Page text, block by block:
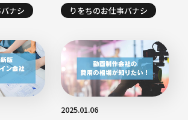
ナシ
りをちのお仕事バナシ
2025.01.06